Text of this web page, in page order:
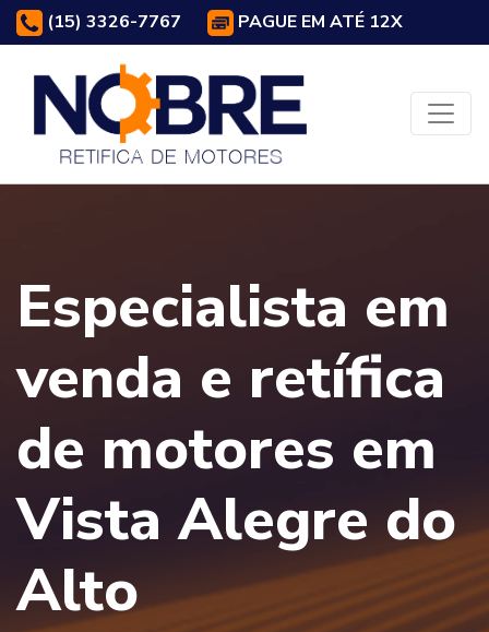
(15) 3326-7767 PAGUE EM ATÉ 12X
Especialista em
venda e retífica
de motores em
Vista Alegre do
Alto